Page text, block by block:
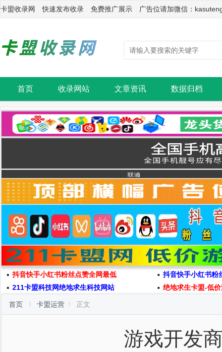
卡盟收录网 快速发布收录 免费推广展示 广告位请加微信：
首页 收录网站 文章资讯 数据归档
抖音快手小红书粉丝点赞全网最低
抖音快手小红书粉
211卡盟科技网绝地求生科技网站
绝地求生卡盟-低
首页 卡盟运营 正文
游戏开发